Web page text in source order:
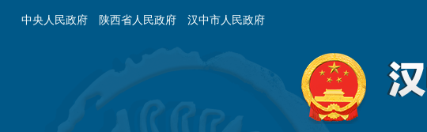
中央人民政府 陕西省人民政府 汉中市人民政府